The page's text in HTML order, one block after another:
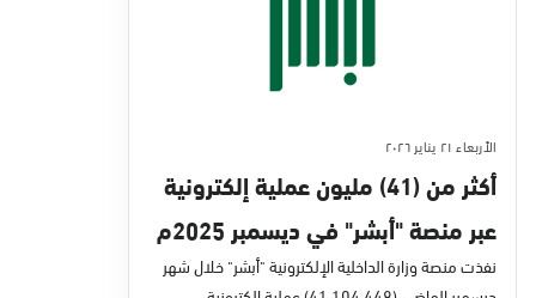
الأربعاء ٢١ يناير ٢٠٢٦
أكثر من (41) مليون عملية إلكترونية
عبر منصة "أبشر" في ديسمبر 2025م
نفذت منصة وزارة الداخلية الإلكترونية "أبشر" خلال شهر